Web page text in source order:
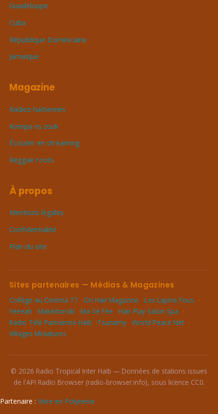
Guadeloupe
Cuba
République Dominicaine
Jamaïque
Magazine
Radios haïtiennes
Kompa vs zouk
Écouter en streaming
Reggae roots
À propos
Mentions légales
Confidentialité
Plan du site
Sites partenaires — Médias & Magazines
Collège au Cinéma 77 On Hair Magazine
Les Lapins Fous
Yeeeah
Makedonski Ma Sé Fée
Hair Play Salon Spa
Radio Télé Parisienne Haïti
Tsunamy
World Peace Net
Villages Miniatures
© 2026 Radio Tropical Inter Haïti — Données de stations issues
de l'API Radio Browser (radio-browser.info), sous licence CC0.
Partenaire : Vivre en Polynesie